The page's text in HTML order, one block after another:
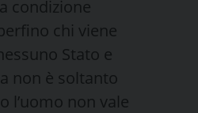
condizione
chi viene
Stato e
non è soltanto
l’uomo non vale